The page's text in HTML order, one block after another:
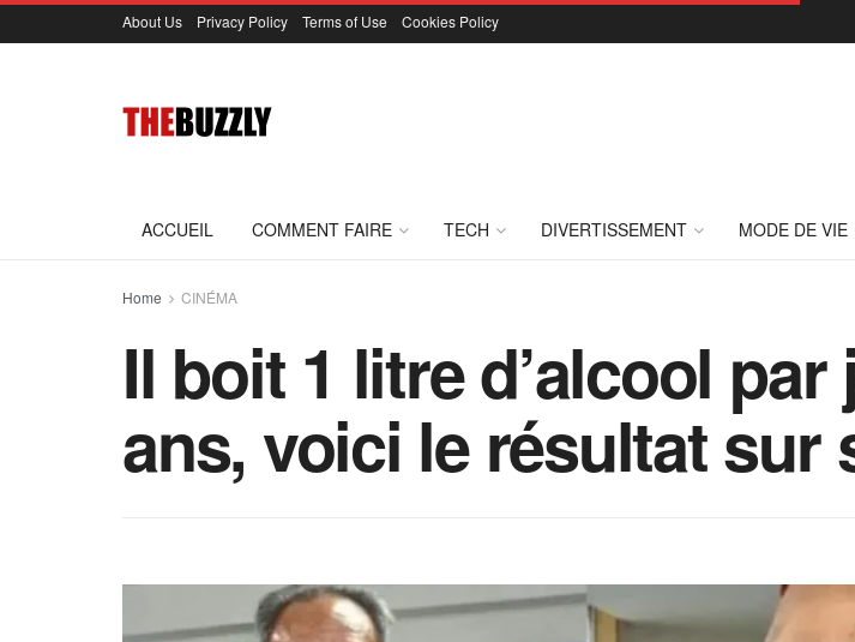
About Us Privacy Policy Terms of Use Cookies Policy
ACCUEIL COMMENT FAIRE TECH DIVERTISSEMENT MODE DE VIE
Home CINÉMA
Il boit 1 litre d’alcool
ans, voici le résultat sur